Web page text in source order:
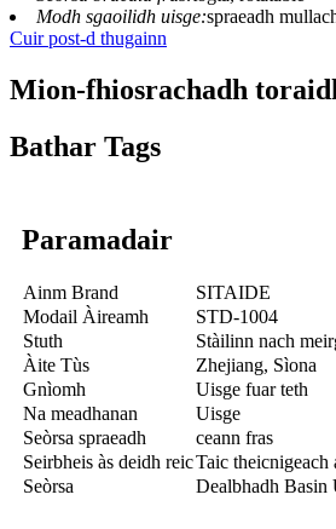
Modh sgaoilidh uisge:spraeadh
Cuir post-d thugainn
Mion-fhiosrachadh
Bathar Tags
Paramadair
Ainm Brand
SITAIDE
Modail Àireamh
STD-1004
Stuth
Stàilinn nach
Àite Tùs
Zhejiang, Sìona
Gnìomh
Uisge fuar teth
Na meadhanan
Uisge
Seòrsa spraeadh
ceann fras
Seirbheis às deidh reicTaic
Seòrsa
Dealbhadh Basin